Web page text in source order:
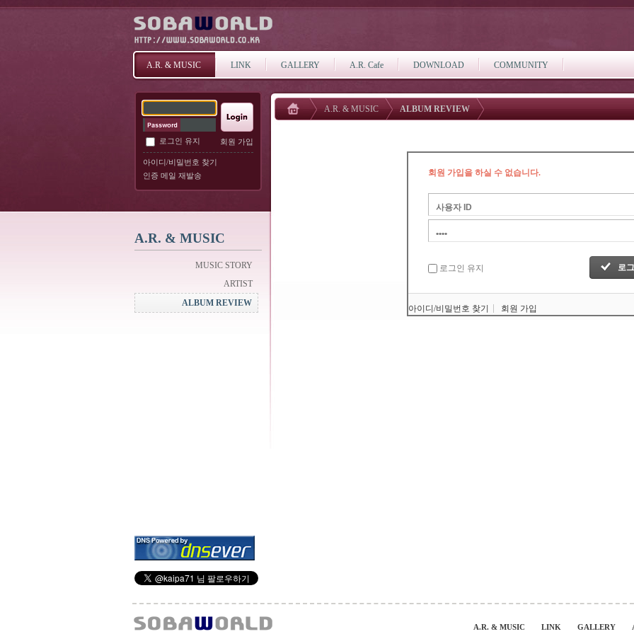
A.R. & MUSIC LINK GALLERY A.R. Cafe DOWNLOAD COMMUNITY
로그인 유지 회원 가입
아이디/비밀번호 찾기
인증 메일 재발송
A.R. & MUSIC
MUSIC STORY
ARTIST
ALBUM REVIEW
A.R. & MUSIC ALBUM REVIEW
회원 가입을 하실 수 없습니다.
로그인 유지
아이디/비밀번호 찾기 회원 가입
A.R. & MUSIC LINK GALLERY